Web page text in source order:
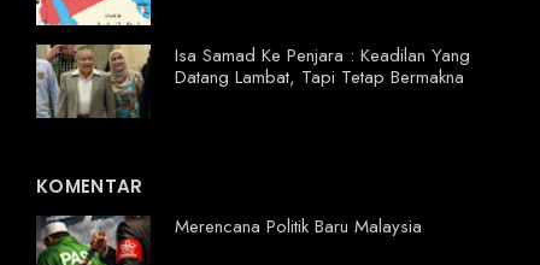
Isa Samad Ke Penjara : Keadilan Yang
Datang Lambat, Tapi Tetap Bermakna
KOMENTAR
Merencana Politik Baru Malaysia